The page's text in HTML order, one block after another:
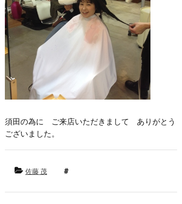
須田の為に ご来店いただきまして ありがとう
ございました。
佐藤 茂